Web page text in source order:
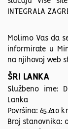
INTEGRALA
Molimo Vas da
informirate u
na njihovoj web
ŠRI LANKA
Službeno ime:
Lanka
Površina: 65.610
Broj stanovnika: